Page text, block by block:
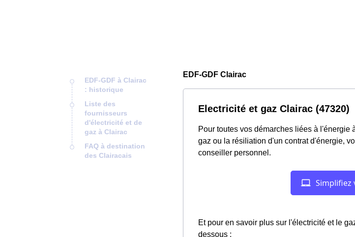
EDF-GDF à Clairac
: historique
Liste des
fournisseurs
d'électricité et de
gaz à Clairac
FAQ à destination
des Clairacais
EDF-GDF Clairac
Electricité et gaz Clairac (47320)
Pour toutes vos démarches liées à
gaz ou la résiliation d'un contrat d'énergie,
conseiller personnel.
Et pour en savoir plus sur l'électricité et le
dessous :